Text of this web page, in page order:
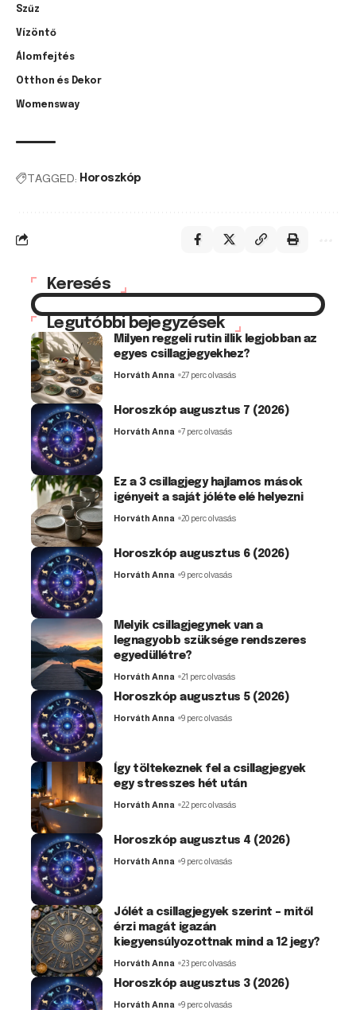
Szűz
Vízöntő
Álomfejtés
Otthon és Dekor
Womensway
TAGGED: Horoszkóp
Keresés
Legutóbbi bejegyzések
Milyen reggeli rutin illik legjobban az
egyes csillagjegyekhez?
Horváth Anna 27 perc olvasás
Horoszkóp augusztus 7 (2026)
Horváth Anna 7 perc olvasás
Ez a 3 csillagjegy hajlamos mások
igényeit a saját jóléte elé helyezni
Horváth Anna 20 perc olvasás
Horoszkóp augusztus 6 (2026)
Horváth Anna 9 perc olvasás
Melyik csillagjegynek van a
legnagyobb szüksége rendszeres
egyedüllétre?
Horváth Anna 21 perc olvasás
Horoszkóp augusztus 5 (2026)
Horváth Anna 9 perc olvasás
Így töltekeznek fel a csillagjegyek
egy stresszes hét után
Horváth Anna 22 perc olvasás
Horoszkóp augusztus 4 (2026)
Horváth Anna 9 perc olvasás
Jólét a csillagjegyek szerint – mitől
érzi magát igazán
kiegyensúlyozottnak mind a 12 jegy?
Horváth Anna 23 perc olvasás
Horoszkóp augusztus 3 (2026)
Horváth Anna 9 perc olvasás